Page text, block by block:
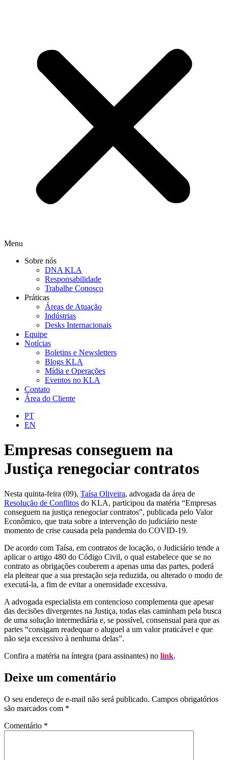
Menu
Sobre nós
DNA KLA
Responsabilidade
Trabalhe Conosco
Práticas
Áreas de Atuação
Indústrias
Desks Internacionais
Equipe
Notícias
Boletins e Newsletters
Blogs KLA
Mídia e Operações
Eventos no KLA
Contato
Área do Cliente
PT
EN
Empresas conseguem na
Justiça renegociar contratos
Nesta quinta-feira (09), Taísa Oliveira, advogada da área de
Resolução de Conflitos do KLA, participou da matéria “Empresas
conseguem na justiça renegociar contratos”, publicada pelo Valor
Econômico, que trata sobre a intervenção do judiciário neste
momento de crise causada pela pandemia do COVID-19.
De acordo com Taísa, em contratos de locação, o Judiciário tende a
aplicar o artigo 480 do Código Civil, o qual estabelece que se no
contrato as obrigações couberem a apenas uma das partes, poderá
ela pleitear que a sua prestação seja reduzida, ou alterado o modo de
executá-la, a fim de evitar a onerosidade excessiva.
A advogada especialista em contencioso complementa que apesar
das decisões divergentes na Justiça, todas elas caminham pela busca
de uma solução intermediária e, se possível, consensual para que as
partes “consigam readequar o aluguel a um valor praticável e que
não seja excessivo à nenhuma delas”.
Confira a matéria na íntegra (para assinantes) no link.
Deixe um comentário
O seu endereço de e-mail não será publicado. Campos obrigatórios
são marcados com *
Comentário *